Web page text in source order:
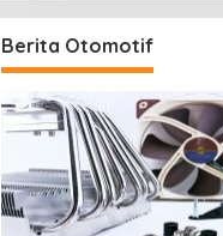
Berita Otomotif